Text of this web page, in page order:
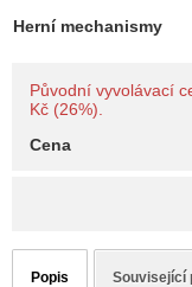
Herní mechanismy
Původní vyvolávací
Kč (26%).
Cena
Popis Související